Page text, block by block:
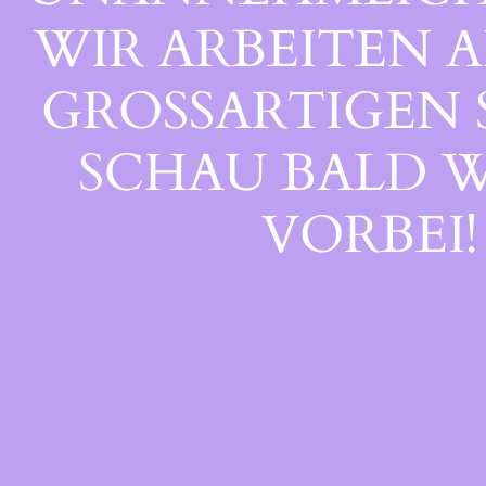
WIR ARBEITEN
GROSSARTIGEN
CHAU BALD
ORBEI!